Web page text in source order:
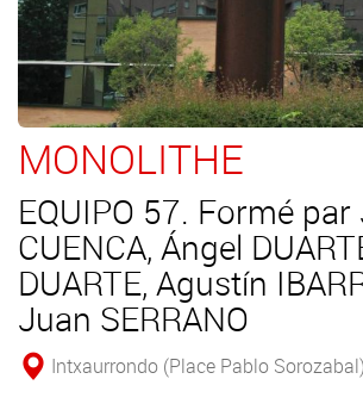
MONOLITHE
EQUIPO 57. Formé par
CUENCA, Ángel
DUARTE, Agustín
Juan SERRANO
Intxaurrondo (Place Pablo Sorozabal)